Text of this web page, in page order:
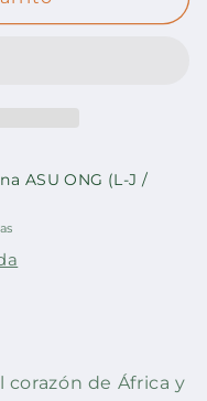
ASU ONG (L-J /
de África y